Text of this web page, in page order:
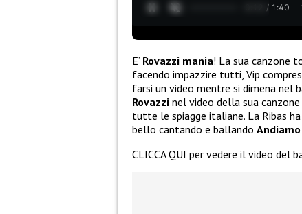
0:13 / 1:40
E’ Rovazzi mania! La sua canzone
facendo impazzire tutti, Vip
farsi un video mentre si dimena
Rovazzi nel video della sua
tutte le spiagge italiane. La Ribas
bello cantando e ballando
CLICCA QUI per vedere il video del